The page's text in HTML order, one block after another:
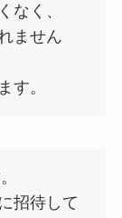
く、
ません
す。
招待して